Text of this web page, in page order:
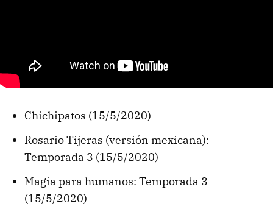
Chichipatos (15/5/2020)
Rosario Tijeras (versión mexicana):
Temporada 3 (15/5/2020)
Magia para humanos: Temporada 3
(15/5/2020)